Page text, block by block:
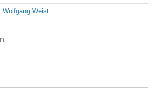
Wolfgang Weist